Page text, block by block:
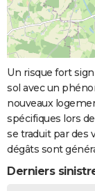
Un risque fort
sol avec un
nouveaux
spécifiques lors
se traduit par des
dégâts sont
Derniers